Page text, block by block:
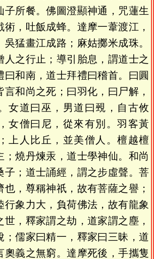
子所餐。佛圖澄顯神通，咒蓮生
術，吐飯成蜂。達摩一葦渡江，
猛畫江成路；麻姑擲米成珠。
人之行止；導引胎息，謂道士之
曰和南，道士拜禮曰稽首。曰圓
言和尚之死；曰羽化，曰尸解，
女道曰巫，男道曰覡，自古攸
女僧曰尼，從來有別。羽客黃
上人比丘，並美僧人。檀越檀
；燒丹煉汞，道士學神仙。和尚
子；道士誦經，謂之步虛聲。菩
也，尊稱神祇，故有菩薩之譽；
行象力大，負荷佛法，故有龍象
世，釋家謂之劫，道家謂之塵，
；儒家曰精一，釋家曰三昧，道
奧義之無窮。達摩死後，手攜隻